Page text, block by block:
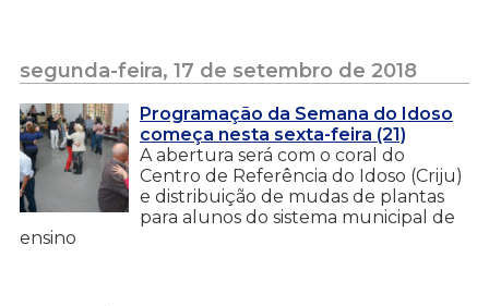
segunda-feira, 17 de setembro de 2018
Programação da Semana do Idoso
começa nesta sexta-feira (21)
A abertura será com o coral do
Centro de Referência do Idoso (Criju)
e distribuição de mudas de plantas
para alunos do sistema municipal de
ensino